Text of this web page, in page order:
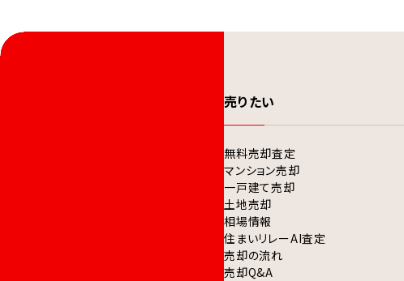
売りたい
無料売却査定
マンション売却
一戸建て売却
土地売却
相場情報
住まいリレーAI査定
売却の流れ
売却Q&A